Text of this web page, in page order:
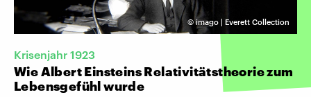
©imago | Everett Collection
Krisenjahr 1923
Wie Albert Einsteins Relativitätstheorie zum
Lebensgefühl wurde